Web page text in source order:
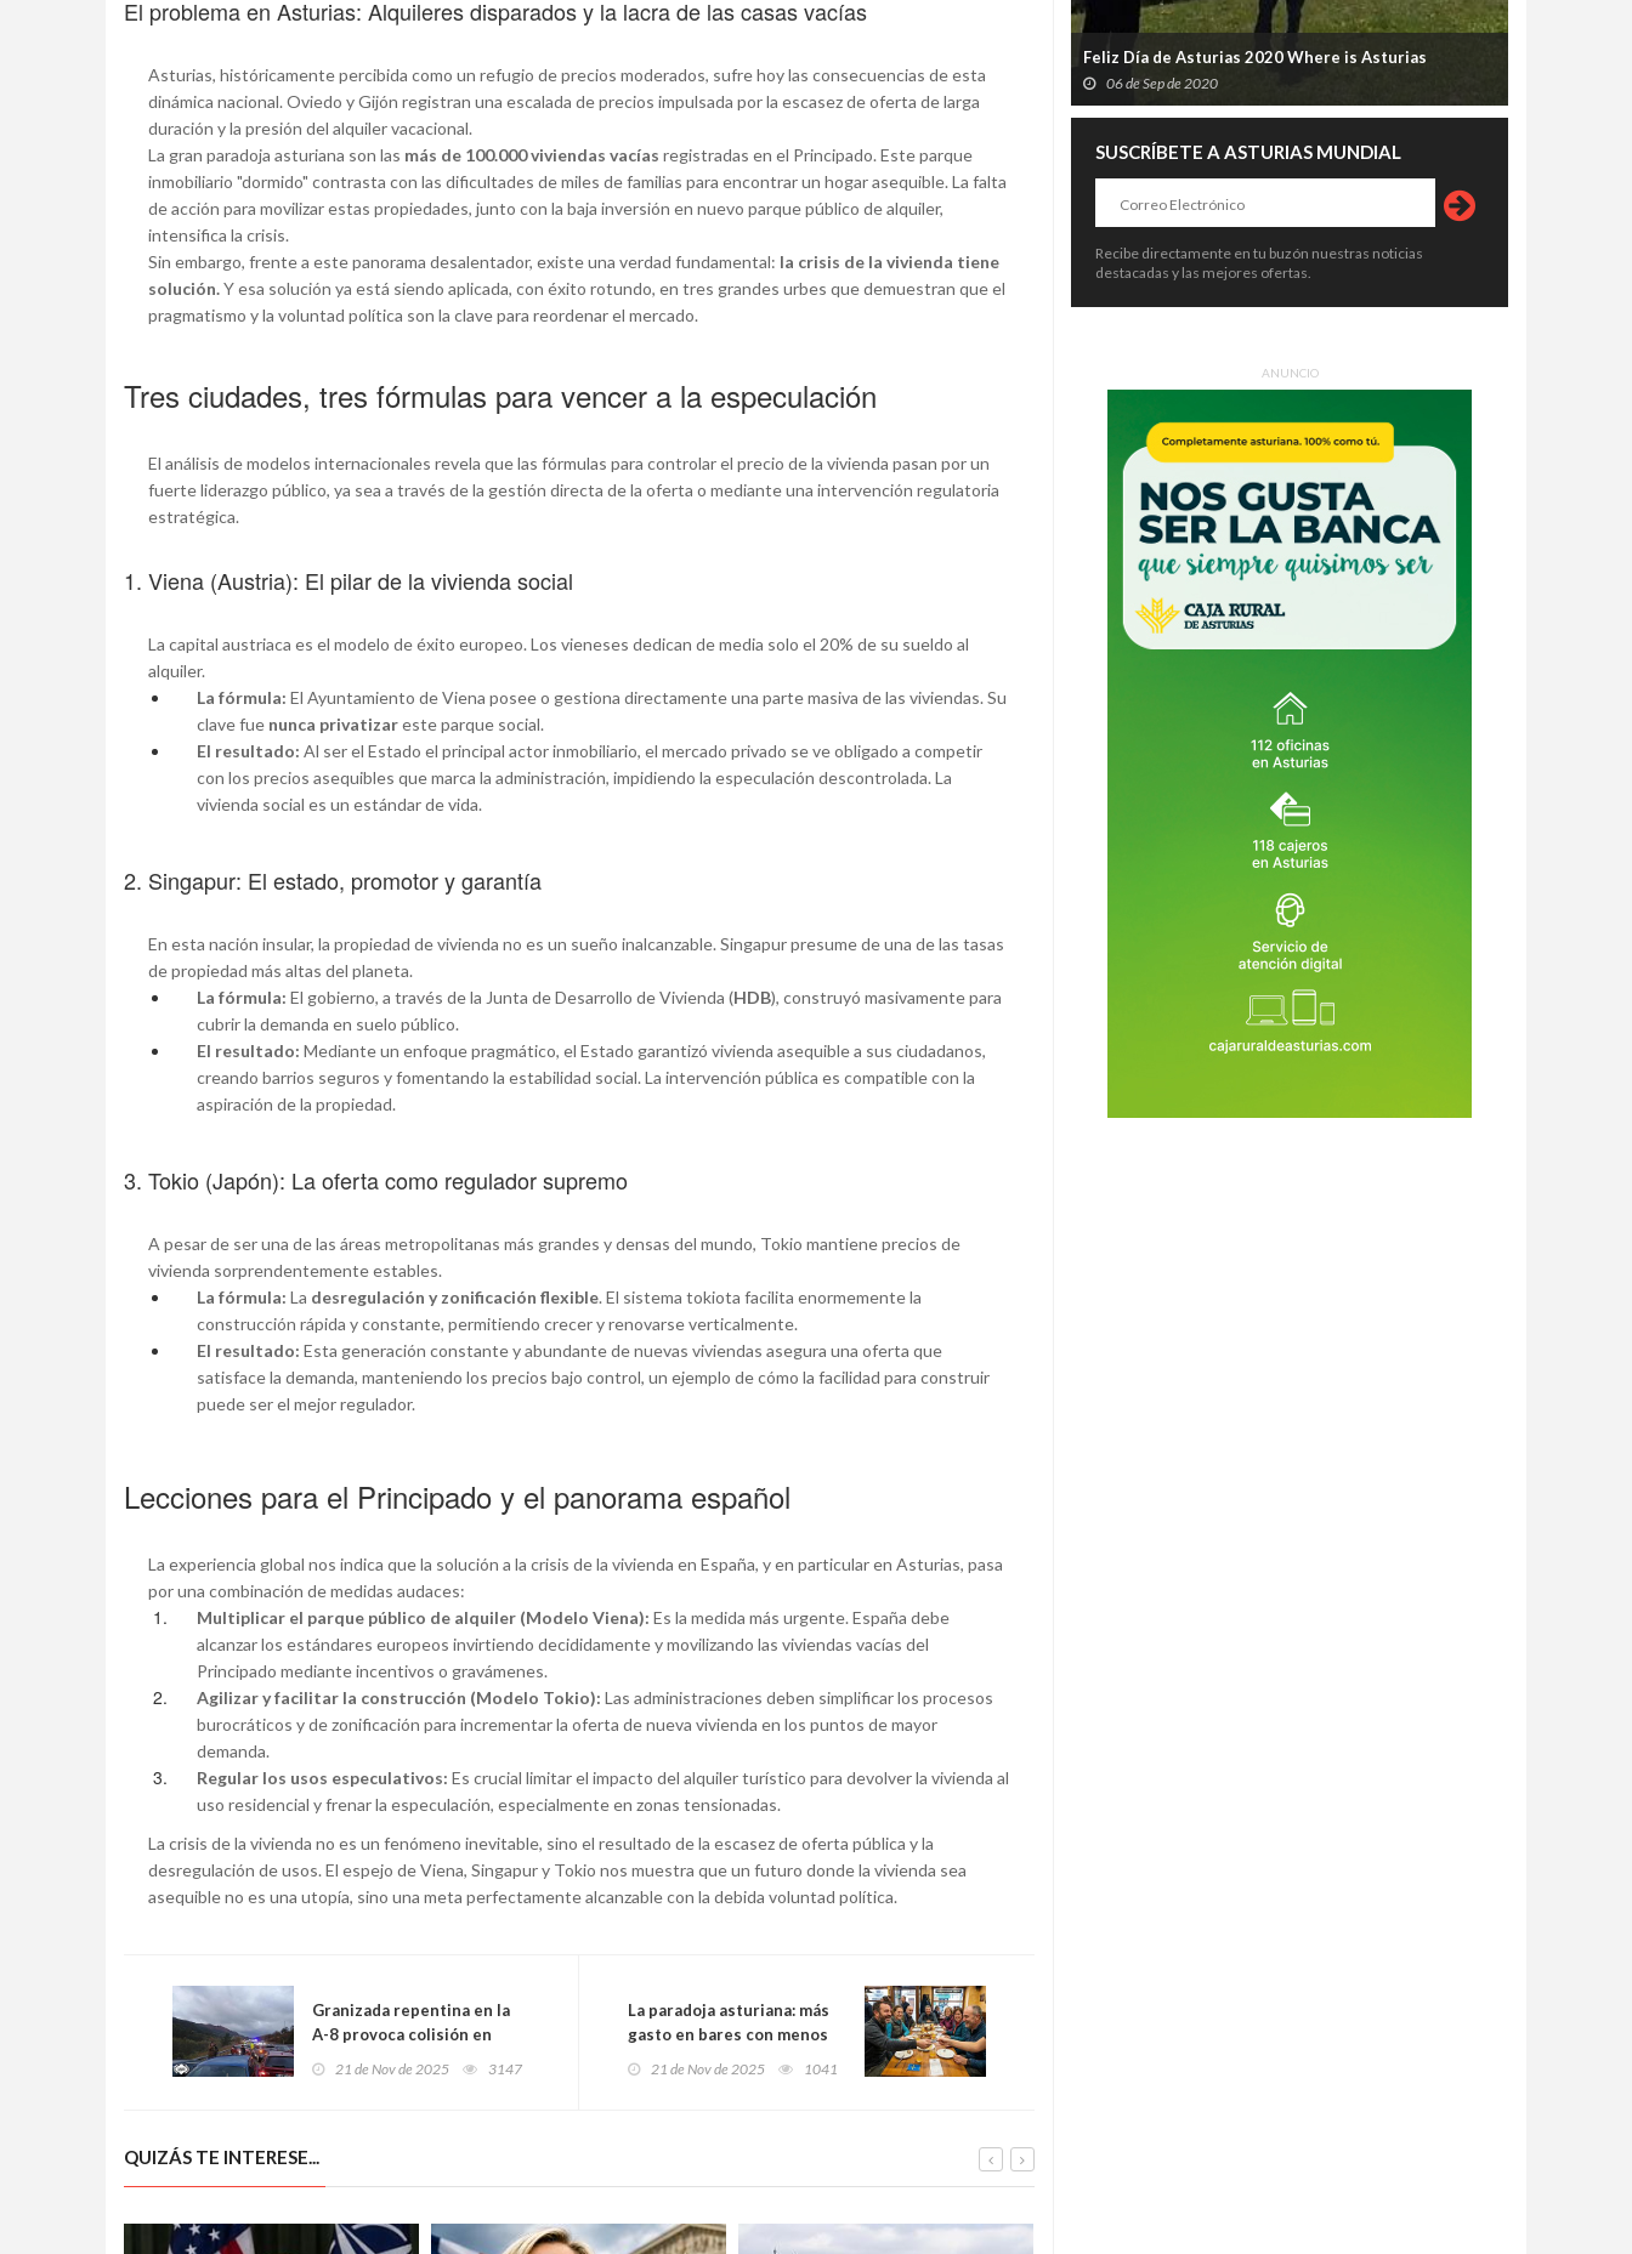
El problema en Asturias: Alquileres disparados y la lacra de las casas vacías
Asturias, históricamente percibida como un refugio de precios moderados, sufre hoy las consecuencias de esta
dinámica nacional. Oviedo y Gijón registran una escalada de precios impulsada por la escasez de oferta de larga
duración y la presión del alquiler vacacional.
La gran paradoja asturiana son las más de 100.000 viviendas vacías registradas en el Principado. Este parque
inmobiliario "dormido" contrasta con las dificultades de miles de familias para encontrar un hogar asequible. La falta
de acción para movilizar estas propiedades, junto con la baja inversión en nuevo parque público de alquiler,
intensifica la crisis.
Sin embargo, frente a este panorama desalentador, existe una verdad fundamental: la crisis de la vivienda tiene
solución.Y esa solución ya está siendo aplicada, con éxito rotundo, en tres grandes urbes que demuestran que el
pragmatismo y la voluntad política son la clave para reordenar el mercado.
Tres ciudades, tres fórmulas para vencer a la especulación
El análisis de modelos internacionales revela que las fórmulas para controlar el precio de la vivienda pasan por un
fuerte liderazgo público, ya sea a través de la gestión directa de la oferta o mediante una intervención regulatoria
estratégica.
1. Viena (Austria): El pilar de la vivienda social
La capital austriaca es el modelo de éxito europeo. Los vieneses dedican de media solo el 20% de su sueldo al
alquiler.
La fórmula: El Ayuntamiento de Viena posee o gestiona directamente una parte masiva de las viviendas. Su
clave fue nunca privatizareste parque social.
El resultado: Al ser el Estado el principal actor inmobiliario, el mercado privado se ve obligado a competir
con los precios asequibles que marca la administración, impidiendo la especulación descontrolada. La
vivienda social es un estándar de vida.
2. Singapur: El estado, promotor y garantía
En esta nación insular, la propiedad de vivienda no es un sueño inalcanzable. Singapur presume de una de las tasas
de propiedad más altas del planeta.
La fórmula: El gobierno, a través de la Junta de Desarrollo de Vivienda (HDB), construyó masivamente para
cubrir la demanda en suelo público.
El resultado: Mediante un enfoque pragmático, el Estado garantizó vivienda asequible a sus ciudadanos,
creando barrios seguros y fomentando la estabilidad social. La intervención pública es compatible con la
aspiración de la propiedad.
3. Tokio (Japón): La oferta como regulador supremo
A pesar de ser una de las áreas metropolitanas más grandes y densas del mundo, Tokio mantiene precios de
vivienda sorprendentemente estables.
La fórmula: La desregulación y zonificación flexible. El sistema tokiota facilita enormemente la
construcción rápida y constante, permitiendo crecer y renovarse verticalmente.
El resultado: Esta generación constante y abundante de nuevas viviendas asegura una oferta que
satisface la demanda, manteniendo los precios bajo control, un ejemplo de cómo la facilidad para construir
puede ser el mejor regulador.
Lecciones para el Principado y el panorama español
La experiencia global nos indica que la solución a la crisis de la vivienda en España, y en particular en Asturias, pasa
por una combinación de medidas audaces:
Multiplicar el parque público de alquiler (Modelo Viena): Es la medida más urgente. España debe
alcanzar los estándares europeos invirtiendo decididamente y movilizando las viviendas vacías del
Principado mediante incentivos o gravámenes.
Agilizar y facilitar la construcción (Modelo Tokio): Las administraciones deben simplificar los procesos
burocráticos y de zonificación para incrementar la oferta de nueva vivienda en los puntos de mayor
demanda.
Regular los usos especulativos: Es crucial limitar el impacto del alquiler turístico para devolver la vivienda al
uso residencial y frenar la especulación, especialmente en zonas tensionadas.
La crisis de la vivienda no es un fenómeno inevitable, sino el resultado de la escasez de oferta pública y la
desregulación de usos. El espejo de Viena, Singapur y Tokio nos muestra que un futuro donde la vivienda sea
asequible no es una utopía, sino una meta perfectamente alcanzable con la debida voluntad política.
Granizada repentina en la
A-8 provoca colisión en
cadena de nueve vehículos
21 de Nov de 2025 3147
La paradoja asturiana: más
gasto en bares con menos
renta
21 de Nov de 2025 1041
QUIZÁS TE INTERESE...
Feliz Día de Asturias 2020 Where is Asturias
06 de Sep de 2020
SUSCRÍBETE A ASTURIAS MUNDIAL
Recibe directamente en tu buzón nuestras noticias
destacadas y las mejores ofertas.
ANUNCIO